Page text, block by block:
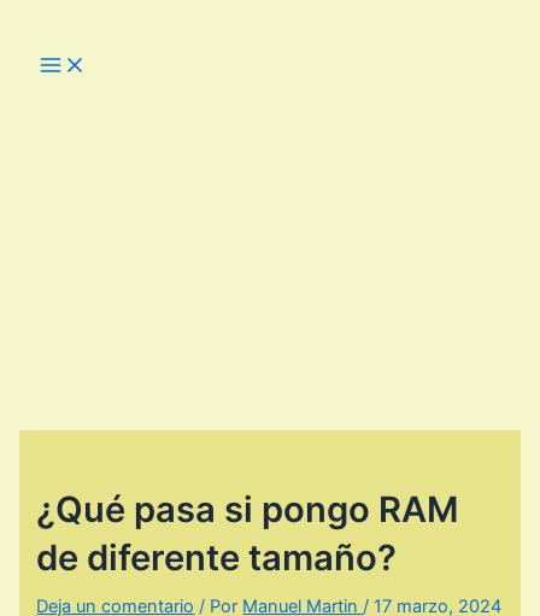
Main
Menu
¿Qué pasa si pongo RAM
de diferente tamaño?
Deja un comentario / Por Manuel Martin/17 marzo, 2024